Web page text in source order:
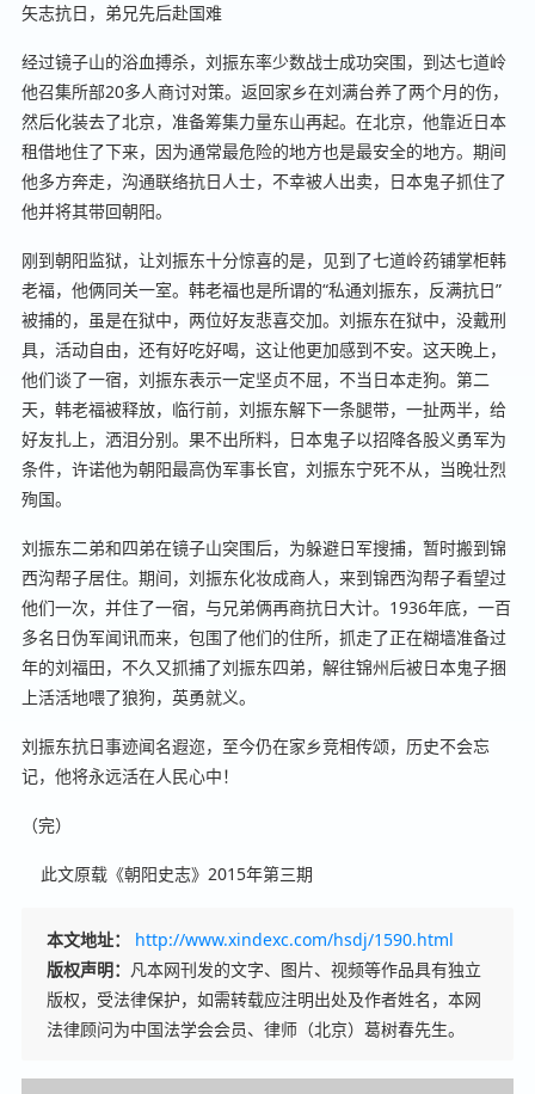
矢志抗日，弟兄先后赴国难
经过镜子山的浴血搏杀，刘振东率少数战士成功突围，到达七道岭
他召集所部20多人商讨对策。返回家乡在刘满台养了两个月的伤，
然后化装去了北京，准备筹集力量东山再起。在北京，他靠近日本
租借地住了下来，因为通常最危险的地方也是最安全的地方。期间
他多方奔走，沟通联络抗日人士，不幸被人出卖，日本鬼子抓住了
他并将其带回朝阳。
刚到朝阳监狱，让刘振东十分惊喜的是，见到了七道岭药铺掌柜韩
老福，他俩同关一室。韩老福也是所谓的“私通刘振东，反满抗日”
被捕的，虽是在狱中，两位好友悲喜交加。刘振东在狱中，没戴刑
具，活动自由，还有好吃好喝，这让他更加感到不安。这天晚上，
他们谈了一宿，刘振东表示一定坚贞不屈，不当日本走狗。第二
天，韩老福被释放，临行前，刘振东解下一条腿带，一扯两半，给
好友扎上，洒泪分别。果不出所料，日本鬼子以招降各股义勇军为
条件，许诺他为朝阳最高伪军事长官，刘振东宁死不从，当晚壮烈
殉国。
刘振东二弟和四弟在镜子山突围后，为躲避日军搜捕，暂时搬到锦
西沟帮子居住。期间，刘振东化妆成商人，来到锦西沟帮子看望过
他们一次，并住了一宿，与兄弟俩再商抗日大计。1936年底，一百
多名日伪军闻讯而来，包围了他们的住所，抓走了正在糊墙准备过
年的刘福田，不久又抓捕了刘振东四弟，解往锦州后被日本鬼子捆
上活活地喂了狼狗，英勇就义。
刘振东抗日事迹闻名遐迩，至今仍在家乡竞相传颂，历史不会忘
记，他将永远活在人民心中！
（完）
此文原载《朝阳史志》2015年第三期
本文地址：
http://www.xindexc.com/hsdj/1590.html
版权声明： 凡本网刊发的文字、图片、视频等作品具有独立
版权，受法律保护，如需转载应注明出处及作者姓名，本网
法律顾问为中国法学会会员、律师（北京）葛树春先生。